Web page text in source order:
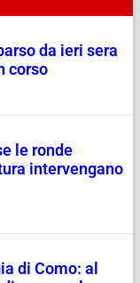
da ieri sera
corso
le ronde
intervengano
di Como: al